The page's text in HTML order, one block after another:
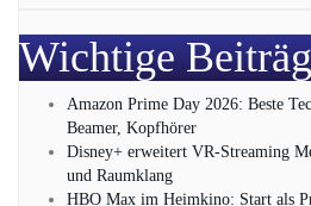
Wichtige
Amazon Prime Day 2026: Beste
Beamer, Kopfhörer
Disney+ erweitert VR‑Streaming
und Raumklang
HBO Max im Heimkino: Start als